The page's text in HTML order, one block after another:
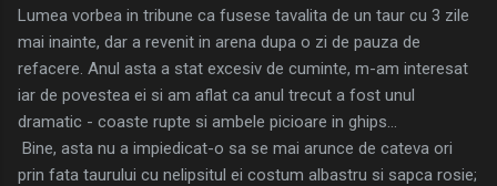
Lumea vorbea in tribune ca fusese tavalita de un taur cu 3 zile
mai inainte, dar a revenit in arena dupa o zi de pauza de
refacere. Anul asta a stat excesiv de cuminte, m-am interesat
iar de povestea ei si am aflat ca anul trecut a fost unul
dramatic - coaste rupte si ambele picioare in ghips...
Bine, asta nu a impiedicat-o sa se mai arunce de cateva ori
prin fata taurului cu nelipsitul ei costum albastru si sapca rosie;